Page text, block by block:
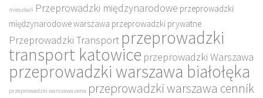
mieszkań Przeprowadzki międzynarodowe przeprowadzki
międzynarodowe warszawa przeprowadzki prywatne
Przeprowadzki Transport przeprowadzki
transport katowice przeprowadzki Warszawa
przeprowadzki warszawa białołęka
przeprowadzki warszawa cena przeprowadzki warszawa cennik